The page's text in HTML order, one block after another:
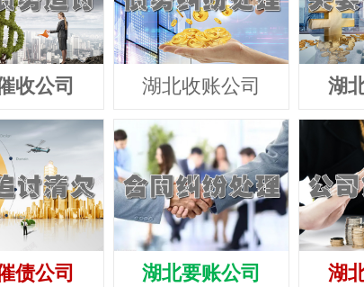
收公司
债公司
湖北收账公司
湖北要账公司
湖
湖